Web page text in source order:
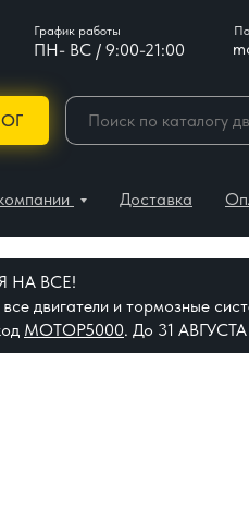
ПН- ВС / 9:00-21:00
График работы
Доставка
НА ВСЕ!
двигатели и тормозные
МОТОР5000. До 31 АВГУСТА